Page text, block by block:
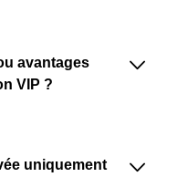
avantages
VIP ?
􀆈
uniquement
􀆈